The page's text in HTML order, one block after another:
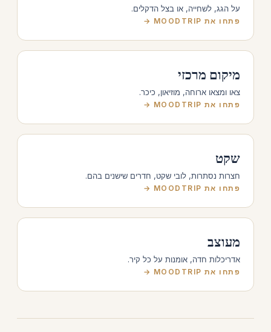
על הגג, לשחייה, או בצל הדקלים.
פתחו את MOODTRIP →
מיקום מרכזי
צאו ומצאו ארוחה, מוזיאון, כיכר.
פתחו את MOODTRIP →
שקט
חצרות נסתרות, לובי שקט, חדרים שישנים בהם.
פתחו את MOODTRIP →
מעוצב
אדריכלות חדה, אומנות על כל קיר.
פתחו את MOODTRIP →